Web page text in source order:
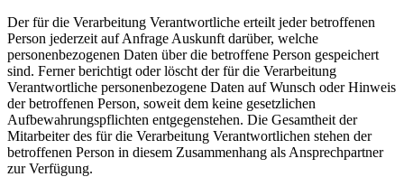
Der für die Verarbeitung Verantwortliche erteilt jeder betroffenen
Person jederzeit auf Anfrage Auskunft darüber, welche
personenbezogenen Daten über die betroffene Person gespeichert
sind. Ferner berichtigt oder löscht der für die Verarbeitung
Verantwortliche personenbezogene Daten auf Wunsch oder Hinweis
der betroffenen Person, soweit dem keine gesetzlichen
Aufbewahrungspflichten entgegenstehen. Die Gesamtheit der
Mitarbeiter des für die Verarbeitung Verantwortlichen stehen der
betroffenen Person in diesem Zusammenhang als Ansprechpartner
zur Verfügung.